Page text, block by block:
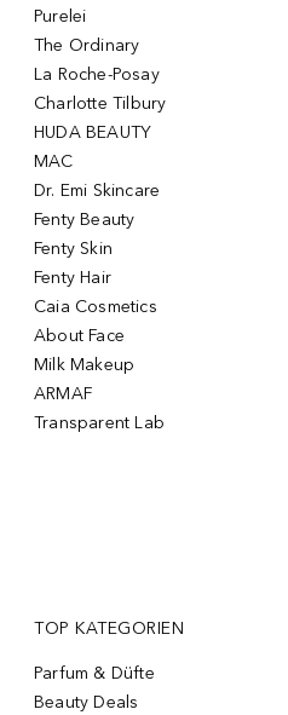
Purelei
The Ordinary
La Roche-Posay
Charlotte Tilbury
HUDA BEAUTY
MAC
Dr. Emi Skincare
Fenty Beauty
Fenty Skin
Fenty Hair
Caia Cosmetics
About Face
Milk Makeup
ARMAF
Transparent Lab
TOP KATEGORIEN
Parfum & Düfte
Beauty Deals